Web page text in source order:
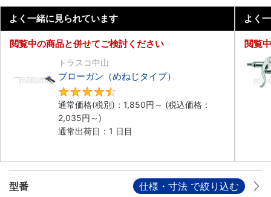
よく一緒に見られています
閲覧中の商品と併せてご検討ください
トラスコ中山
ブローガン（めねじタイプ）
通常価格(税別)： 1,850円 ～ (税込価格：
2,035円 ～)
通常出荷日：1 日目
よく
閲覧
型番 仕様・寸法 で絞り込む